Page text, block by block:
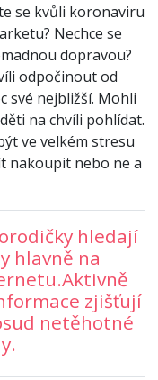
se kvůli koronaviru
Nechce se
dopravou?
odpočinout od
své nejbližší. Mohli
na chvíli pohlídat.
ve velkém stresu
nakoupit nebo ne a
hledají
hlavně na
zjišťují
netěhotné